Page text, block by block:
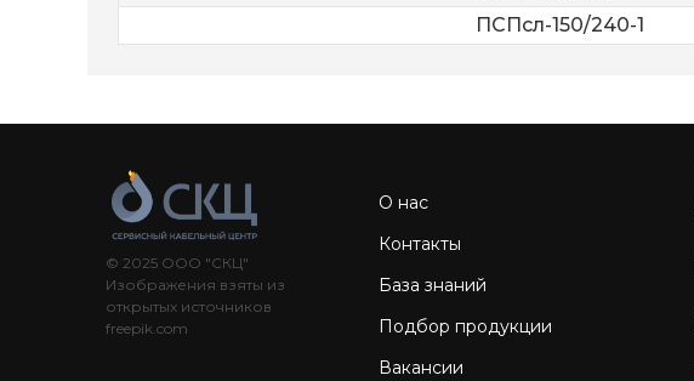
ПСПсл-150/240-1
О нас
Контакты
База знаний
Подбор продукции
Вакансии
© 2025 ООО "СКЦ"
Изображения взяты из
открытых источников
freepik.com